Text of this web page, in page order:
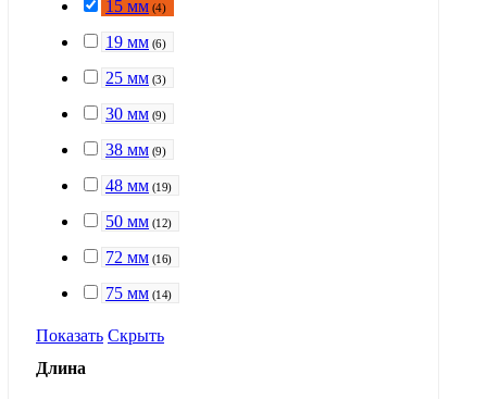
15 мм (4)
19 мм (6)
25 мм (3)
30 мм (9)
38 мм (9)
48 мм (19)
50 мм (12)
72 мм (16)
75 мм (14)
Показать Скрыть
Длина